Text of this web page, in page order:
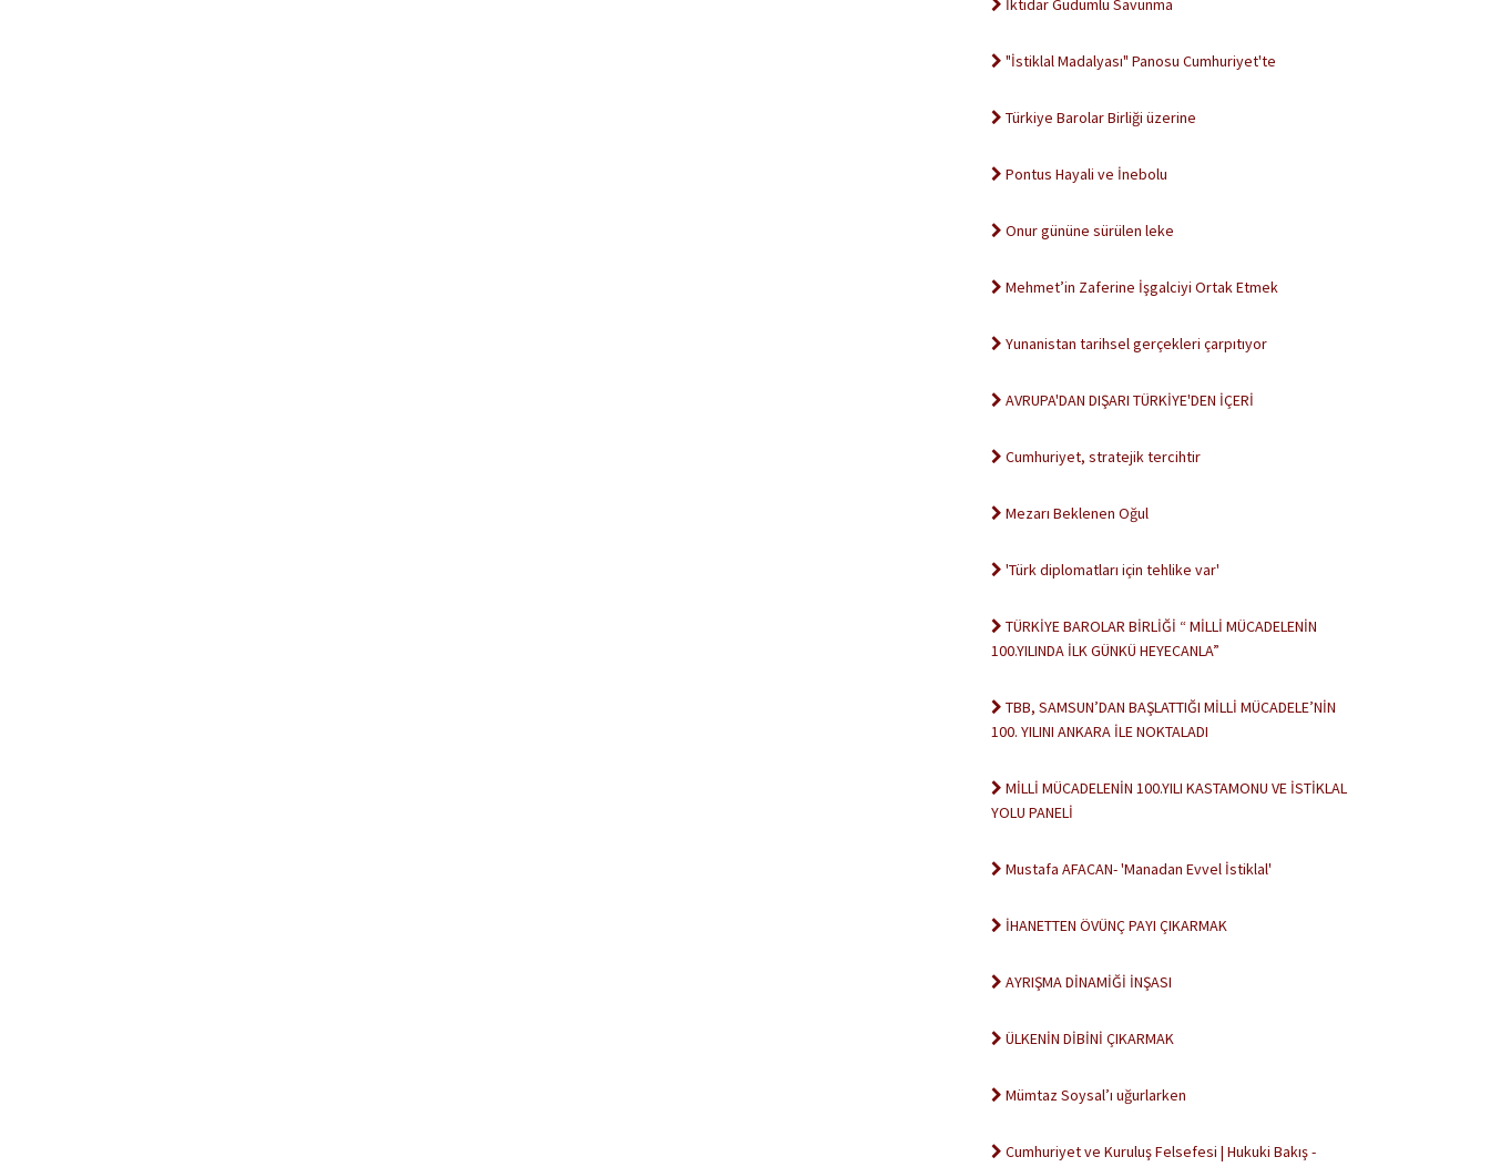
İktidar Güdümlü Savunma
"İstiklal Madalyası" Panosu Cumhuriyet'te
Türkiye Barolar Birliği üzerine
Pontus Hayali ve İnebolu
Onur gününe sürülen leke
Mehmet’in Zaferine İşgalciyi Ortak Etmek
Yunanistan tarihsel gerçekleri çarpıtıyor
AVRUPA'DAN DIŞARI TÜRKİYE'DEN İÇERİ
Cumhuriyet, stratejik tercihtir
Mezarı Beklenen Oğul
'Türk diplomatları için tehlike var'
TÜRKİYE BAROLAR BİRLİĞİ “ MİLLİ MÜCADELENİN
100.YILINDA İLK GÜNKÜ HEYECANLA”
TBB, SAMSUN’DAN BAŞLATTIĞI MİLLİ MÜCADELE’NİN
100. YILINI ANKARA İLE NOKTALADI
MİLLİ MÜCADELENİN 100.YILI KASTAMONU VE İSTİKLAL
YOLU PANELİ
Mustafa AFACAN- 'Manadan Evvel İstiklal'
İHANETTEN ÖVÜNÇ PAYI ÇIKARMAK
AYRIŞMA DİNAMİĞİ İNŞASI
ÜLKENİN DİBİNİ ÇIKARMAK
Mümtaz Soysal’ı uğurlarken
Cumhuriyet ve Kuruluş Felsefesi | Hukuki Bakış -